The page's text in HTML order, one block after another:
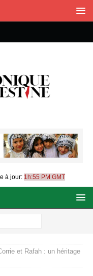
à jour: 1h:55 PM GMT
et Rafah : un héritage